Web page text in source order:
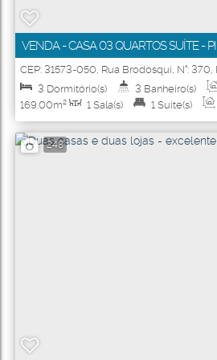
VENDA - CASA 03 QUARTOS SUÍTE -
CEP: 31573-050, Rua Brodósqui, N°: 370,
Belo Horizonte
Minas Gerais
3 Dormitório(s) 3 Banheiro(s)
169.00m² 1 Sala(s) 1 Suíte(s)
169.00m² 1 Vaga(s) Útil: 144.00
248